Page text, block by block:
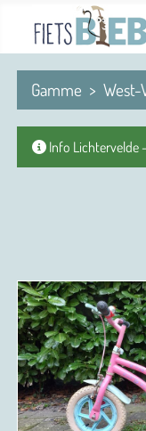
Gamme West-
Info Lichtervelde